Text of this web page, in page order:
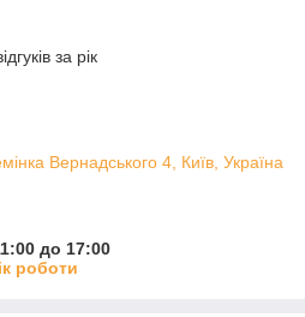
за рік
Вернадського 4, Київ, Україна
до 17:00
роботи